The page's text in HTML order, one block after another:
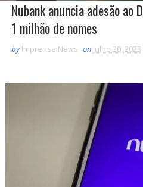
Nubank anuncia adesão ao
1 milhão de nomes
by Imprensa News on julho 20, 2023